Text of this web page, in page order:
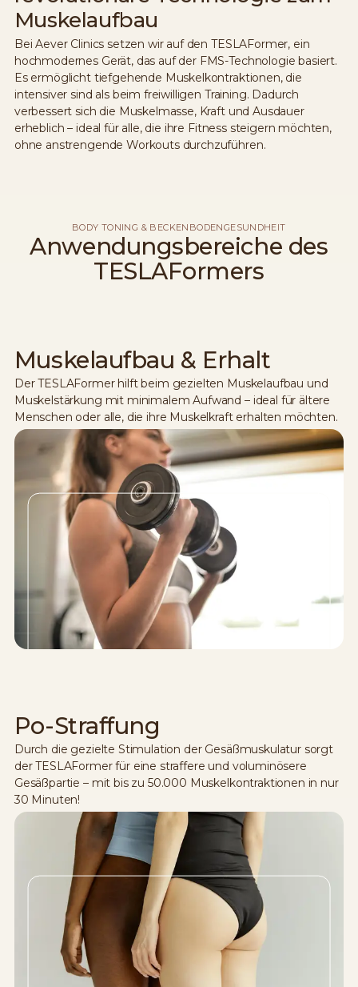
Muskelaufbau
Bei Aever Clinics setzen wir auf den TESLAFormer, ein
hochmodernes Gerät, das auf der FMS-Technologie basiert.
Es ermöglicht tiefgehende Muskelkontraktionen, die
intensiver sind als beim freiwilligen Training. Dadurch
verbessert sich die Muskelmasse, Kraft und Ausdauer
erheblich – ideal für alle, die ihre Fitness steigern möchten,
ohne anstrengende Workouts durchzuführen.
BODY TONING & BECKENBODENGESUNDHEIT
Anwendungsbereiche des
TESLAFormers
Muskelaufbau & Erhalt
Der TESLAFormer hilft beim gezielten Muskelaufbau und
Muskelstärkung mit minimalem Aufwand – ideal für ältere
Menschen oder alle, die ihre Muskelkraft erhalten möchten.
Po-Straffung
Durch die gezielte Stimulation der Gesäßmuskulatur sorgt
der TESLAFormer für eine straffere und voluminösere
Gesäßpartie – mit bis zu 50.000 Muskelkontraktionen in nur
30 Minuten!